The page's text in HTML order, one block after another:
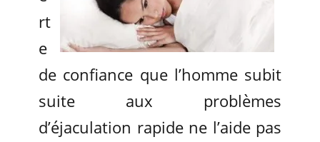
rt
e
de confiance que l’homme subit
suite aux problèmes
d’éjaculation rapide ne l’aide pas